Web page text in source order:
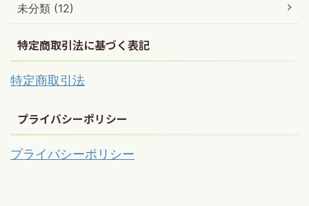
未分類 (12)
特定商取引法に基づく表記
特定商取引法
プライバシーポリシー
プライバシーポリシー